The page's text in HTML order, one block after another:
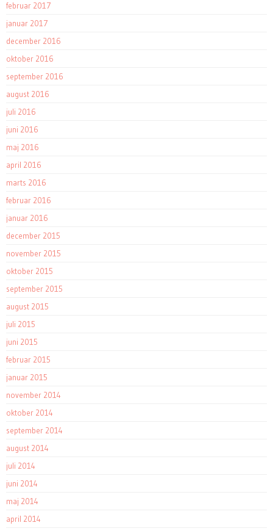
februar 2017
januar 2017
december 2016
oktober 2016
september 2016
august 2016
juli 2016
juni 2016
maj 2016
april 2016
marts 2016
februar 2016
januar 2016
december 2015
november 2015
oktober 2015
september 2015
august 2015
juli 2015
juni 2015
februar 2015
januar 2015
november 2014
oktober 2014
september 2014
august 2014
juli 2014
juni 2014
maj 2014
april 2014